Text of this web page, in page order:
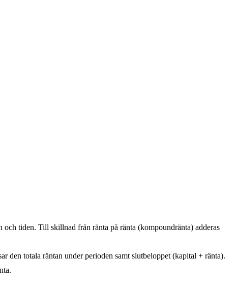
tiden. Till skillnad från ränta på ränta (kompoundränta) adderas
den totala räntan under perioden samt slutbeloppet (kapital + ränta).